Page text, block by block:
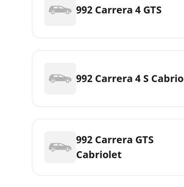
992 Carrera 4 GTS
992 Carrera 4 S Cabrio
992 Carrera GTS
Cabriolet